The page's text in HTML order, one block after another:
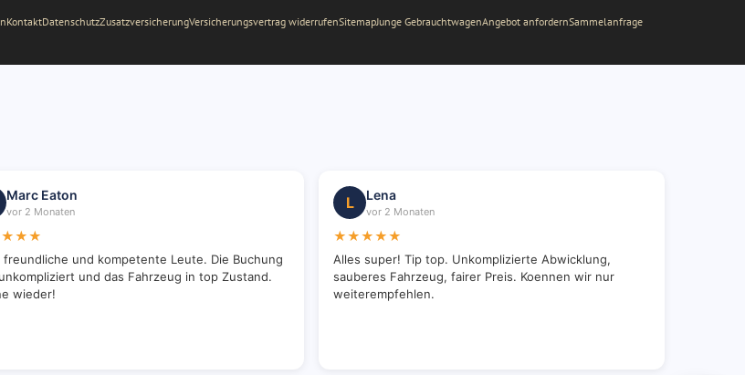
KontaktDatenschutzZusatzversicherungVersicherungsvertrag widerrufenSitemapJunge GebrauchtwagenAngebot anfordernSammelanfrage
Marc Eaton
vor 2 Monaten
freundliche und kompetente Leute. Die Buchung
und das Fahrzeug in top Zustand.
wieder!
L Lena
vor 2 Monaten
★★★★★
Alles super! Tip top. Unkomplizierte Abwicklung,
sauberes Fahrzeug, fairer Preis. Koennen wir nur
weiterempfehlen.